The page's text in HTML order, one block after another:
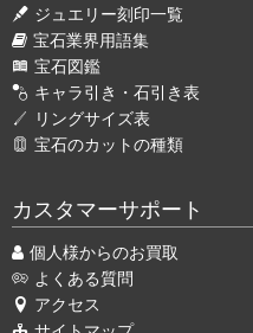
ジュエリー刻印一覧
宝石業界用語集
宝石図鑑
キャラ引き・石引き表
リングサイズ表
宝石のカットの種類
カスタマーサポート
個人様からのお買取
よくある質問
アクセス